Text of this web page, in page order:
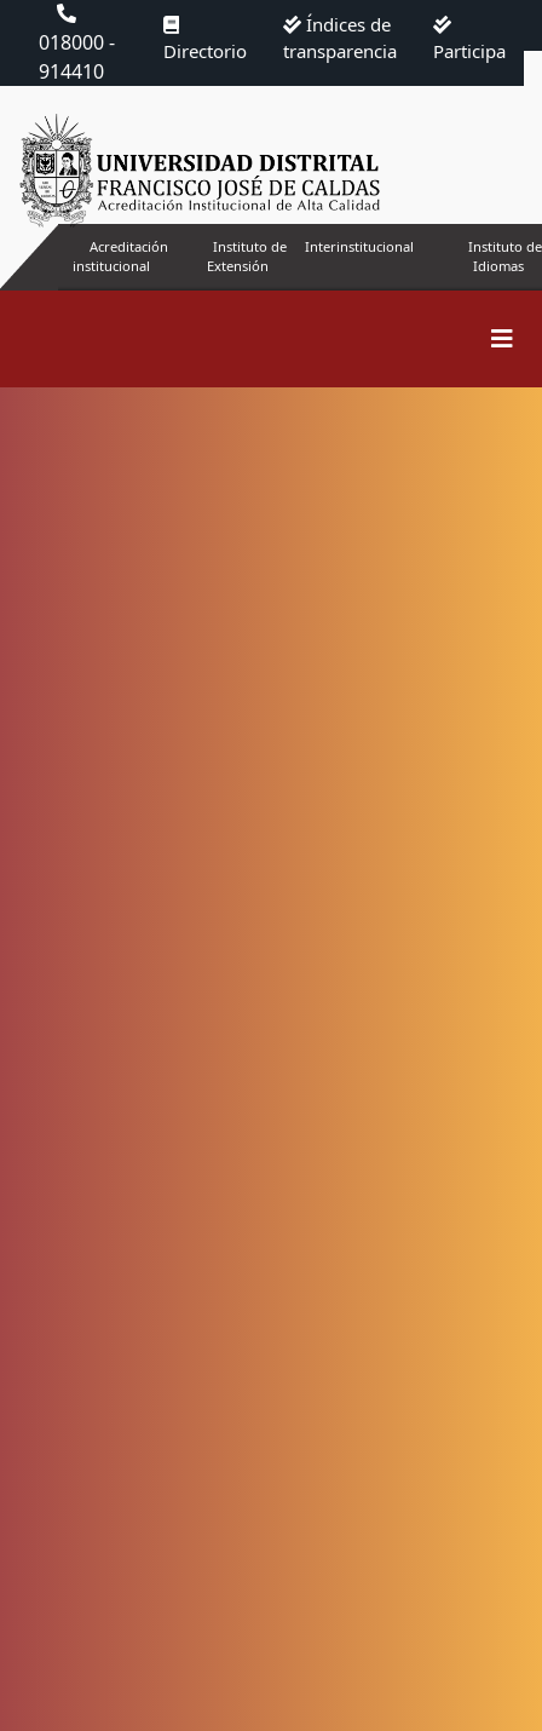
018000 -
914410
Directorio
Índices de
transparencia
Participa
Acreditación
institucional
Instituto de
Extensión
Interinstitucional
Instituto de
Idiomas